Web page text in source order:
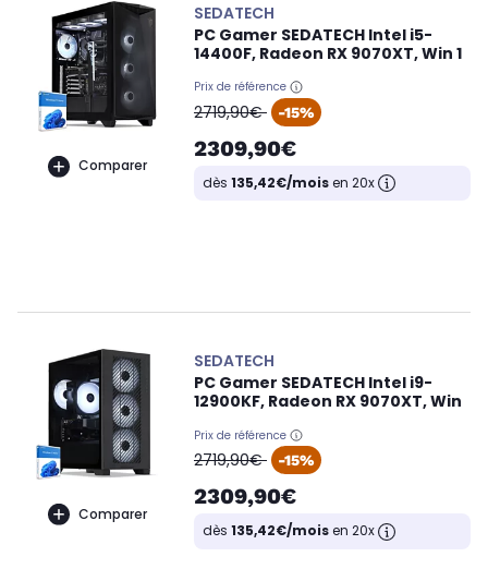
Comparer
SEDATECH
PC Gamer SEDATECH Intel i5-
14400F, Radeon RX 9070XT, Win 1
Prix de référence
oldPrice
2719,90€ -15%
2309,90€
dès 135,42€/moisen 20x
Comparer
SEDATECH
PC Gamer SEDATECH Intel i9-
12900KF, Radeon RX 9070XT, Win
Prix de référence
oldPrice
2719,90€ -15%
2309,90€
dès 135,42€/moisen 20x